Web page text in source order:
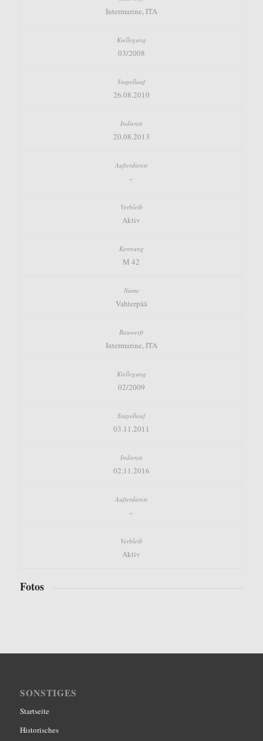
Intermarine, ITA
03/2008
26.08.2010
20.08.2013
–
Aktiv
M 42
Vahterpää
Intermarine, ITA
02/2009
03.11.2011
02.11.2016
–
Aktiv
Fotos
SONSTIGES
Startseite
Historisches